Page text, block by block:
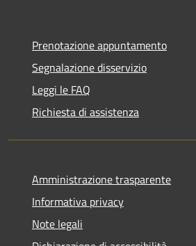
Prenotazione appuntamento
Segnalazione disservizio
Leggi le FAQ
Richiesta di assistenza
Amministrazione trasparente
Informativa privacy
Note legali